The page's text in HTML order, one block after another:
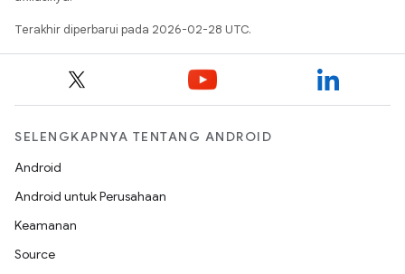
Terakhir diperbarui pada 2026-02-28 UTC.
SELENGKAPNYA TENTANG ANDROID
Android
Android untuk Perusahaan
Keamanan
Source